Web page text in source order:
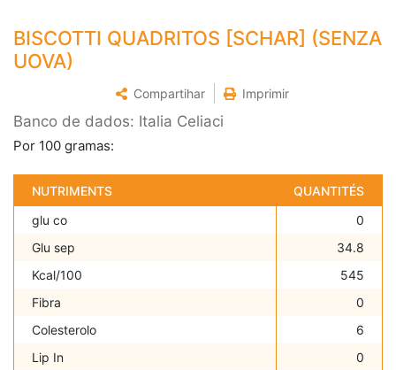
BISCOTTI QUADRITOS [SCHAR] (SENZA
UOVA)
Compartihar Imprimir
Banco de dados: Italia Celiaci
Por 100 gramas:
NUTRIMENTS
QUANTITÉS
glu co
0
Glu sep
34.8
Kcal/100
545
Fibra
0
Colesterolo
6
Lip In
0